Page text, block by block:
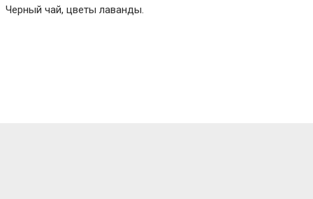
Черный чай, цветы лаванды.